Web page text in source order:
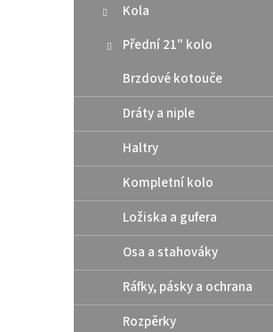
Kola
Přední 21" kolo
Brzdové kotouče
Dráty a niple
Haltry
Kompletní kolo
Ložiska a gufera
Osa a stahováky
Ráfky, pásky a ochrana
Rozpěrky